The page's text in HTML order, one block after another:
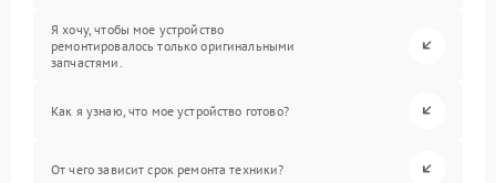
Я хочу, чтобы мое устройство
ремонтировалось только оригинальными
запчастями.
Как я узнаю, что мое устройство готово?
От чего зависит срок ремонта техники?